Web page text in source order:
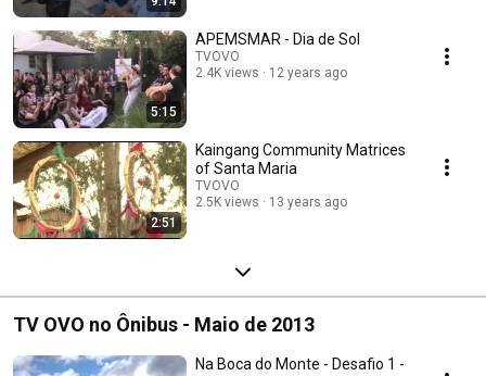
5:15
APEMSMAR - Dia de Sol
TVOVO
2.4K views
12 years ago
2:51
Kaingang Community Matrices
of Santa Maria
TVOVO
2.5K views
13 years ago
TV OVO no Ônibus - Maio de 2013
Na Boca do Monte - Desafio 1 -